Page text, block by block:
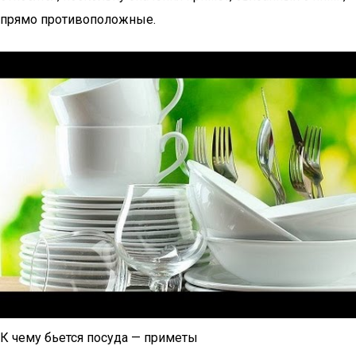
прямо противоположные.
К чему бьется посуда — приметы